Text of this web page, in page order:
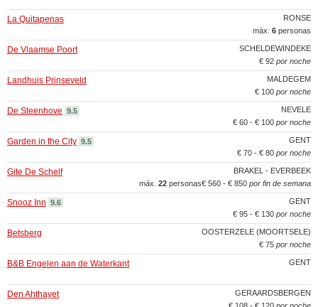
RONSE
La Quitapenas
máx. 6 personas
SCHELDEWINDEKE
De Vlaamse Poort
€ 92 por noche
MALDEGEM
Landhuis Prinseveld
€ 100 por noche
NEVELE
De Steenhove 9.5
€ 60 - € 100 por noche
GENT
Garden in the City 9.5
€ 70 - € 80 por noche
BRAKEL - EVERBEEK
Gite De Schelf
€ 560 - € 850 por fin de semana
máx. 22 personas
GENT
Snooz Inn 9.6
€ 95 - € 130 por noche
OOSTERZELE (MOORTSELE)
Betsberg
€ 75 por noche
GENT
B&B Engelen aan de Waterkant
GERAARDSBERGEN
Den Ahthayet